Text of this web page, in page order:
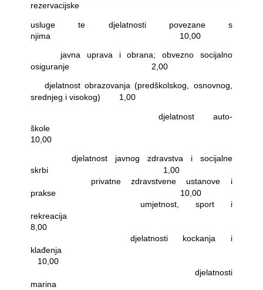
rezervacijske
usluge te djelatnosti povezane s
njima
10,00
javna uprava i obrana; obvezno socijalno
osiguranje
2,00
djelatnost obrazovanja (predškolskog, osnovnog,
srednjeg i visokog)
1,00
djelatnost auto-
škole
10,00
djelatnost javnog zdravstva i socijalne
skrbi
1,00
privatne zdravstvene ustanove i
prakse
10,00
umjetnost, sport i
rekreacija
8,00
djelatnosti kockanja i
klađenja
10,00
djelatnosti
marina